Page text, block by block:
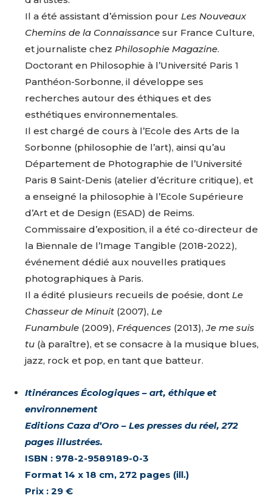
Adresse email*
Il a été assistant d’émission pour Les Nouveaux
Chemins de la Connaissance sur France Culture,
et journaliste chez Philosophie Magazine.
Doctorant en Philosophie à l’Université Paris 1
Panthéon-Sorbonne, il développe ses
recherches autour des éthiques et des
esthétiques environnementales.
Il est chargé de cours à l’Ecole des Arts de la
Sorbonne (philosophie de l’art), ainsi qu’au
Département de Photographie de l’Université
Paris 8 Saint-Denis (atelier d’écriture critique), et
a enseigné la philosophie à l’Ecole Supérieure
d’Art et de Design (ESAD) de Reims.
Commissaire d’exposition, il a été co-directeur de
la Biennale de l’Image Tangible (2018-2022),
événement dédié aux nouvelles pratiques
photographiques à Paris.
Il a édité plusieurs recueils de poésie, dont Le
Chasseur de Minuit (2007), Le
Funambule (2009), Fréquences (2013),Je me suis
tu (à paraître), et se consacre à la musique blues,
jazz, rock et pop, en tant que batteur.
Itinérances Écologiques – art, éthique et
environnement
Editions Caza d’Oro – Les presses du réel, 272
pages illustrées.
ISBN : 978-2-9589189-0-3
Format 14 x 18 cm, 272 pages (ill.)
Prix : 29 €